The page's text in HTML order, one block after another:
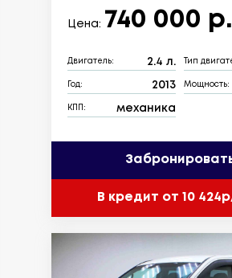
Цена: 740 000 р.
Двигатель: 2.4 л. Тип
Год: 2013 Мощность:
КПП: механика
В кредит от 10